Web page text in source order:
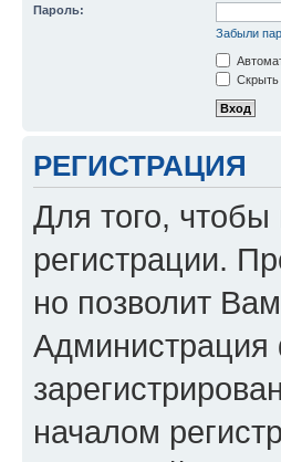
Пароль:
Забыли
Скрыть
РЕГИСТРАЦИЯ
Для того,
регистрации.
но позволит
Администрация
началом